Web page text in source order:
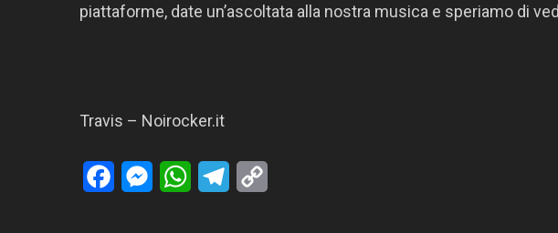
piattaforme, date un’ascoltata alla nostra musica e speriamo di
Travis – Noirocker.it
FacebookMessengerWhatsAppTelegram